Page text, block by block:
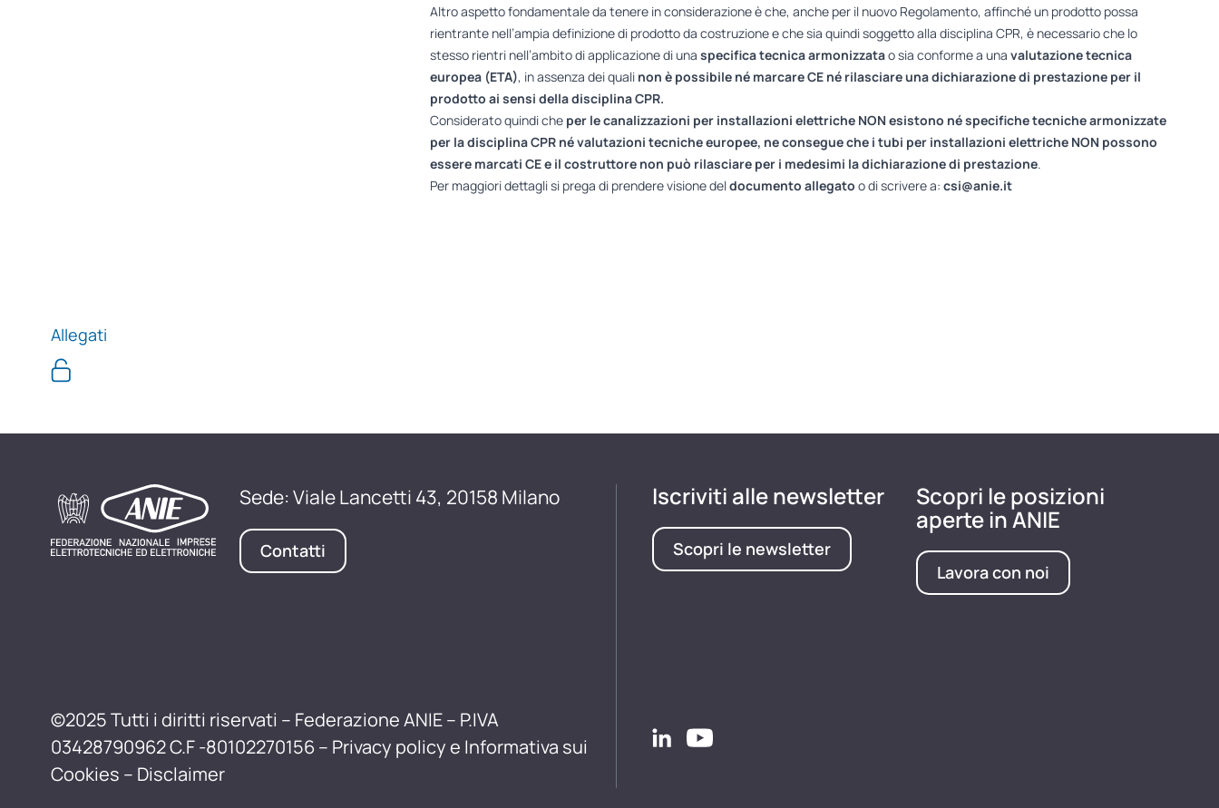
Altro aspetto fondamentale da tenere in considerazione è che, anche per il nuovo Regolamento, affinché un prodotto possa
rientrante nell’ampia definizione di prodotto da costruzione e che sia quindi soggetto alla disciplina CPR, è necessario che lo
stesso rientri nell’ambito di applicazione di una specifica tecnica armonizzatao sia conforme a una valutazione tecnica
europea (ETA), in assenza dei quali non è possibile né marcare CE né rilasciare una dichiarazione di prestazione per il
prodotto ai sensi della disciplina CPR.
Considerato quindi che per lecanalizzazioni per installazioni elettriche NON esistono né specifiche tecniche armonizzate
per la disciplina CPR né valutazioni tecniche europee, ne consegue che i tubi per installazioni elettriche NON possono
essere marcati CE e il costruttore non può rilasciare per i medesimi la dichiarazione di prestazione.
Per maggiori dettagli si prega di prendere visione deldocumento allegato o di scrivere a: csi@anie.it
Allegati
Sede: Viale Lancetti 43, 20158 Milano
Contatti
©2025 Tutti i diritti riservati – Federazione ANIE – P.IVA
03428790962 C.F -80102270156 – Privacy policy e Informativa sui
Cookies – Disclaimer
Iscriviti alle newsletter
Scopri le newsletter
Scopri le posizioni
aperte in ANIE
Lavora con noi